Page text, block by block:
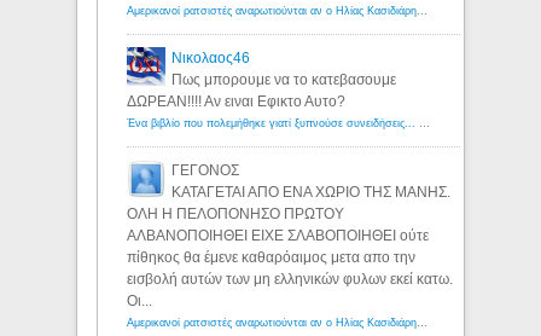
Αμερικανοί ρατσιστές αναρωτιούνται αν ο Ηλίας Κασιδιάρης ανήκει στη λευκή φυλή... - Λόγιος Ερμής
Νικολαος46
Πως μπορουμε να το κατεβασουμε
ΔΩΡΕΑΝ!!!! Αν ειναι Εφικτο Αυτο?
Ένα βιβλίο που πολεμήθηκε γιατί ξυπνούσε συνειδήσεις... - Λόγιος Ερμής | Η γνώση ξεκινάει με την αναζήτηση...
ΓΕΓΟΝΟΣ
ΚΑΤΑΓΕΤΑΙ ΑΠΟ ΕΝΑ ΧΩΡΙΟ ΤΗΣ ΜΑΝΗΣ.
ΟΛΗ Η ΠΕΛΟΠΟΝΗΣΟ ΠΡΩΤΟΥ
ΑΛΒΑΝΟΠΟΙΗΘΕΙ ΕΙΧΕ ΣΛΑΒΟΠΟΙΗΘΕΙ ούτε
πίθηκος θα έμενε καθαρόαιμος μετα απο την
εισβολή αυτών των μη ελληνικών φυλων εκεί κατω.
Οι...
Αμερικανοί ρατσιστές αναρωτιούνται αν ο Ηλίας Κασιδιάρης ανήκει στη λευκή φυλή... - Λόγιος Ερμής